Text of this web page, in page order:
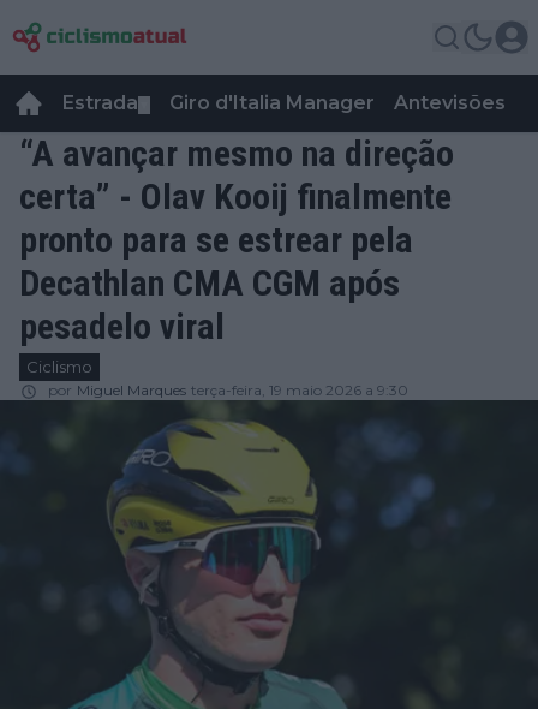
Estrada Giro d'Italia Manager Antevisões
“A avançar mesmo na direção
certa” - Olav Kooij finalmente
pronto para se estrear pela
Decathlan CMA CGM após
pesadelo viral
Ciclismo
por Miguel Marques terça-feira, 19 maio 2026 a 9:30